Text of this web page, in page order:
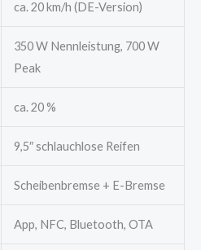
ca. 20 km/h (DE-Version)
350 W Nennleistung, 700 W
Peak
ca. 20 %
9,5″ schlauchlose Reifen
Scheibenbremse + E-Bremse
App, NFC, Bluetooth, OTA